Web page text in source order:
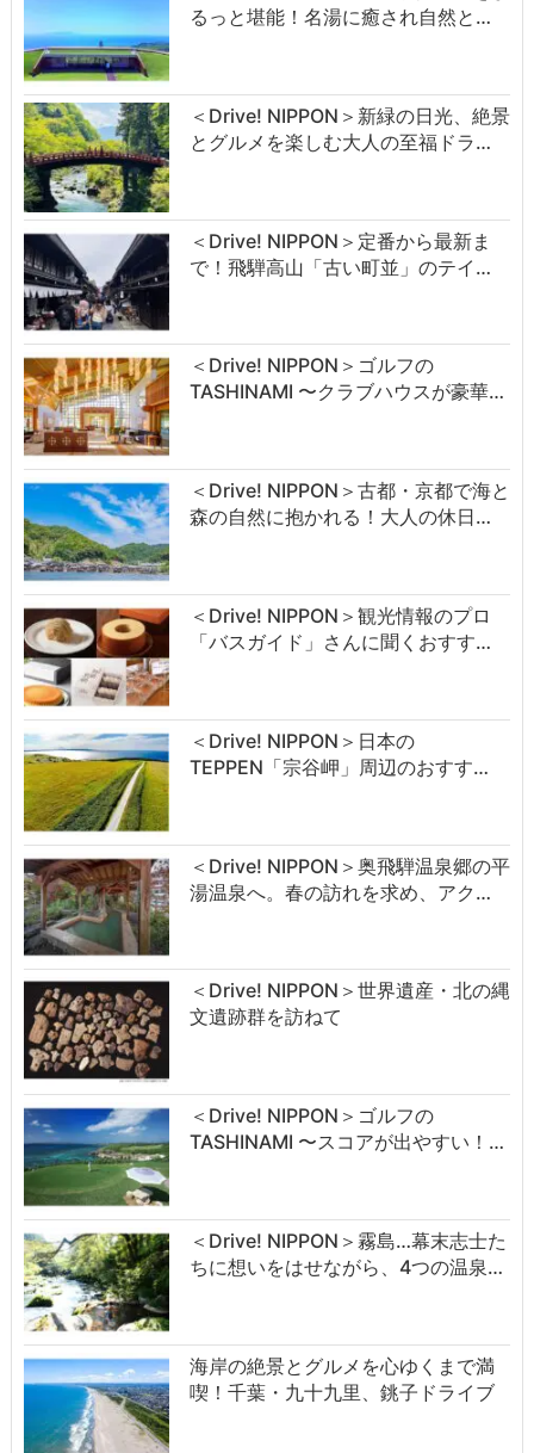
るっと堪能！名湯に癒され自然と…
＜Drive! NIPPON＞新緑の日光、絶景
とグルメを楽しむ大人の至福ドラ…
＜Drive! NIPPON＞定番から最新ま
で！飛騨高山「古い町並」のテイ…
＜Drive! NIPPON＞ゴルフの
TASHINAMI 〜クラブハウスが豪華…
＜Drive! NIPPON＞古都・京都で海と
森の自然に抱かれる！大人の休日…
＜Drive! NIPPON＞観光情報のプロ
「バスガイド」さんに聞くおすす…
＜Drive! NIPPON＞日本の
TEPPEN「宗谷岬」周辺のおすす…
＜Drive! NIPPON＞奥飛騨温泉郷の平
湯温泉へ。春の訪れを求め、アク…
＜Drive! NIPPON＞世界遺産・北の縄
文遺跡群を訪ねて
＜Drive! NIPPON＞ゴルフの
TASHINAMI 〜スコアが出やすい！…
＜Drive! NIPPON＞霧島…幕末志士た
ちに想いをはせながら、4つの温泉…
海岸の絶景とグルメを心ゆくまで満
喫！千葉・九十九里、銚子ドライブ